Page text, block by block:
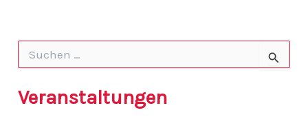
h
e
Veranstaltungen